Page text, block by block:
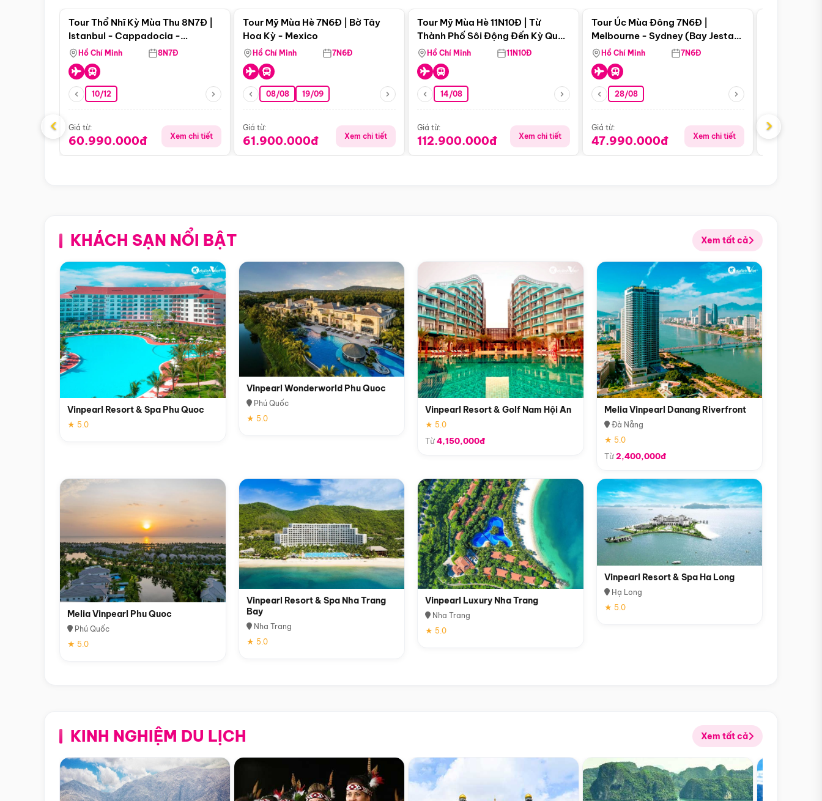
Tour Thổ Nhĩ Kỳ Mùa Thu 8N7Đ |
Istanbul - Cappadocia -
Pamukkale
Hồ Chí Minh 8N7Đ
10/12
Giá từ:
60.990.000đ Xem chi tiết
Tour Mỹ Mùa Hè 7N6Đ | Bờ Tây
Hoa Kỳ - Mexico
Hồ Chí Minh 7N6Đ
08/08 19/09
Giá từ:
61.900.000đ Xem chi tiết
Tour Mỹ Mùa Hè 11N10Đ | Từ
Thành Phố Sôi Động Đến Kỳ Quan
Thiên Nhiên Mỹ
Hồ Chí Minh 11N10Đ
14/08
Giá từ:
112.900.000đ Xem chi tiết
Tour Úc Mùa Đông 7N6Đ |
Melbourne - Sydney (Bay Jestar
Airways)
Hồ Chí Minh 7N6Đ
28/08
Giá từ:
47.990.000đ Xem chi tiết
Giá từ:
‹ ›
KHÁCH SẠN NỔI BẬT Xem tất cả
Vinpearl Resort & Spa Phu Quoc
★ 5.0
Vinpearl Wonderworld Phu Quoc
Phú Quốc
★ 5.0
Vinpearl Resort & Golf Nam Hội An
★ 5.0
Từ4,150,000đ
Melia Vinpearl Danang Riverfront
Đà Nẵng
★ 5.0
Từ2,400,000đ
Melia Vinpearl Phu Quoc
Phú Quốc
★ 5.0
Vinpearl Resort & Spa Nha Trang
Bay
Nha Trang
★ 5.0
Vinpearl Luxury Nha Trang
Nha Trang
★ 5.0
Vinpearl Resort & Spa Ha Long
Hạ Long
★ 5.0
KINH NGHIỆM DU LỊCH Xem tất cả